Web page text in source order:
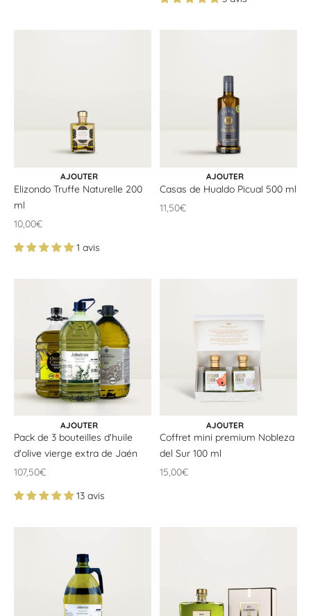
CHOISIR LES OPTIONS
AJOUTER
Elizondo Truffe Naturelle 200
ml
Offrir un prix
10,00€
1 avis
AJOUTER AU PANIER
AJOUTER
Casas de Hualdo Picual 500 ml
Offrir un prix
11,50€
CHOISIR LES OPTIONS
AJOUTER
Pack de 3 bouteilles d'huile
d'olive vierge extra de Jaén
Offrir un prix
107,50€
13 avis
AJOUTER AU PANIER
AJOUTER
Coffret mini premium Nobleza
del Sur 100 ml
Offrir un prix
15,00€